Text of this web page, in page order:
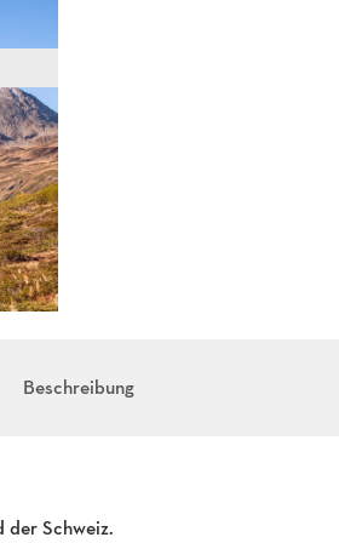
Beschreibung
der Schweiz.